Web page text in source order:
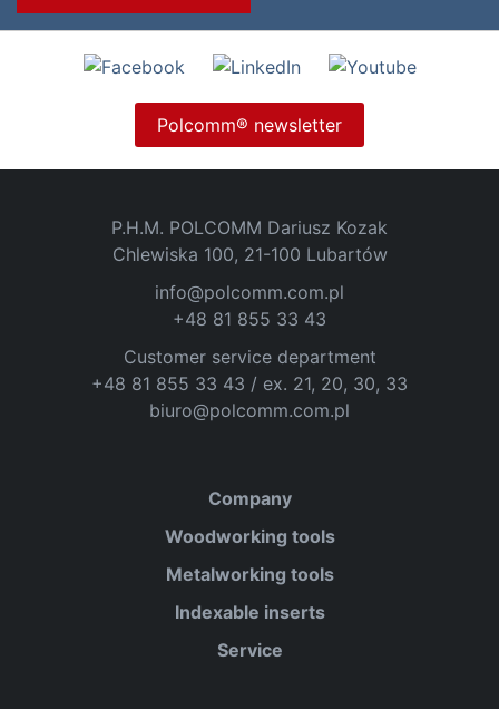
Polcomm® newsletter
P.H.M. POLCOMM Dariusz Kozak
Chlewiska 100, 21-100 Lubartów
info@polcomm.com.pl
+48 81 855 33 43
Customer service department
+48 81 855 33 43 / ex. 21, 20, 30, 33
biuro@polcomm.com.pl
Company
Woodworking tools
Metalworking tools
Indexable inserts
Service